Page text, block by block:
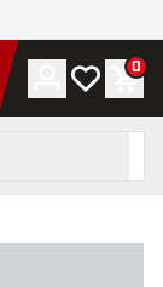
Konto
Min 0